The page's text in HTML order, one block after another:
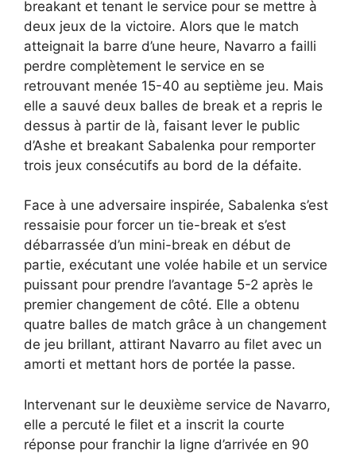
breakant et tenant le service pour se mettre à
deux jeux de la victoire. Alors que le match
atteignait la barre d’une heure, Navarro a failli
perdre complètement le service en se
retrouvant menée 15-40 au septième jeu. Mais
elle a sauvé deux balles de break et a repris le
dessus à partir de là, faisant lever le public
d’Ashe et breakant Sabalenka pour remporter
trois jeux consécutifs au bord de la défaite.
Face à une adversaire inspirée, Sabalenka s’est
ressaisie pour forcer un tie-break et s’est
débarrassée d’un mini-break en début de
partie, exécutant une volée habile et un service
puissant pour prendre l’avantage 5-2 après le
premier changement de côté. Elle a obtenu
quatre balles de match grâce à un changement
de jeu brillant, attirant Navarro au filet avec un
amorti et mettant hors de portée la passe.
Intervenant sur le deuxième service de Navarro,
elle a percuté le filet et a inscrit la courte
réponse pour franchir la ligne d’arrivée en 90